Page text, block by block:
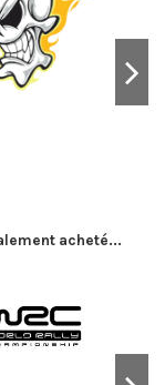
acheté...